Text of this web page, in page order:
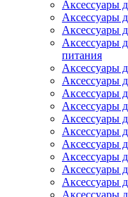
Аксессуары
Аксессуары
Аксессуары
Аксессуары
питания
Аксессуары
Аксессуары
Аксессуары
Аксессуары
Аксессуары
Аксессуары
Аксессуары
Аксессуары
Аксессуары
Аксессуары
Аксессуары